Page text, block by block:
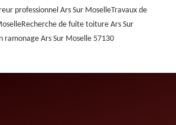
professionnel Ars Sur MoselleTravaux de
Recherche de fuite toiture Ars Sur
ramonage Ars Sur Moselle 57130